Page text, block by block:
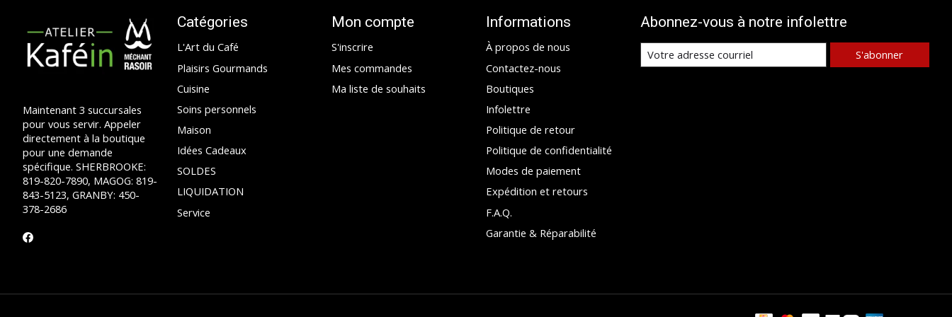
Maintenant 3 succursales
pour vous servir. Appeler
directement à la boutique
pour une demande
spécifique. SHERBROOKE:
819-820-7890, MAGOG: 819-
843-5123, GRANBY: 450-
378-2686
Catégories
L'Art du Café
Plaisirs Gourmands
Cuisine
Soins personnels
Maison
Idées Cadeaux
SOLDES
LIQUIDATION
Service
Mon compte
S'inscrire
Mes commandes
Ma liste de souhaits
Informations
À propos de nous
Contactez-nous
Boutiques
Infolettre
Politique de retour
Politique de confidentialité
Modes de paiement
Expédition et retours
F.A.Q.
Garantie & Réparabilité
Abonnez-vous à notre infolettre
S'abonner